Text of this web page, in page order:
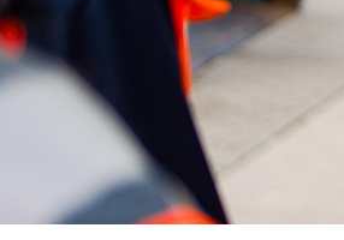
anzeigen/schließen